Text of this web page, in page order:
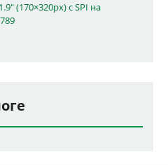
(170×320px) с SPI на